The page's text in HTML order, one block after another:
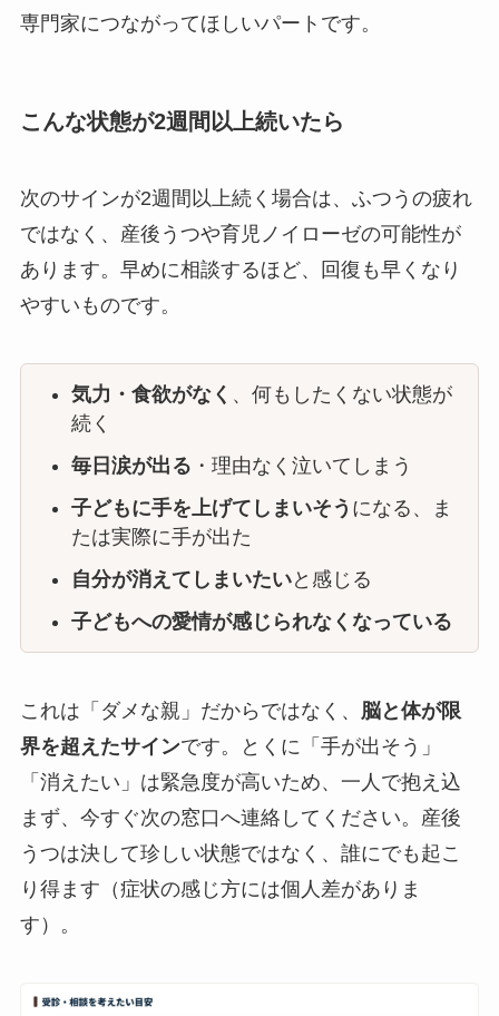
専門家につながってほしいパートです。
こんな状態が2週間以上続いたら
次のサインが2週間以上続く場合は、ふつうの疲れ
ではなく、産後うつや育児ノイローゼの可能性が
あります。早めに相談するほど、回復も早くなり
やすいものです。
気力・食欲がなく 、何もしたくない状態が
続く
毎日涙が出る ・理由なく泣いてしまう
子どもに手を上げてしまいそう になる、ま
たは実際に手が出た
自分が消えてしまいたいと感じる
子どもへの愛情が感じられなくなっている
これは「ダメな親」だからではなく、 脳と体が限
界を超えたサインです。とくに「手が出そう」
「消えたい」は緊急度が高いため、一人で抱え込
まず、今すぐ次の窓口へ連絡してください。産後
うつは決して珍しい状態ではなく、誰にでも起こ
り得ます（症状の感じ方には個人差がありま
す）。